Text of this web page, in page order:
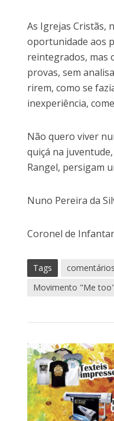
As Igrejas Cristãs,
oportunidade aos
reintegrados, mas
provas, sem
rirem, como se
inexperiência,
Não quero viver
quiçá na
Rangel, persigam
Nuno Pereira da
Coronel de
Tags
Movimento "Me too"